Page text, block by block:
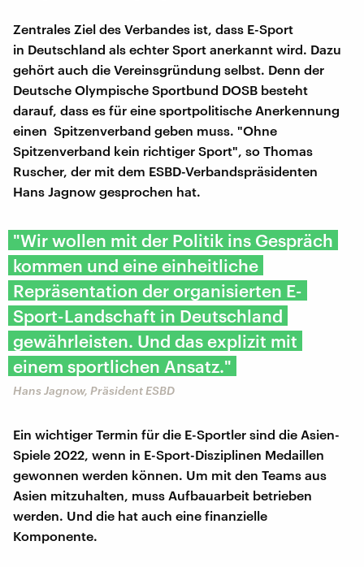
Zentrales Ziel des Verbandes ist, dass E-Sport
in Deutschland als echter Sport anerkannt wird. Dazu
gehört auch die Vereinsgründung selbst. Denn der
Deutsche Olympische Sportbund DOSB besteht
darauf, dass es für eine sportpolitische Anerkennung
einen Spitzenverband geben muss. "Ohne
Spitzenverband kein richtiger Sport", so Thomas
Ruscher, der mit dem ESBD-Verbandspräsidenten
Hans Jagnow gesprochen hat.
"Wir wollen mit der Politik ins Gespräch
kommen und eine einheitliche
Repräsentation der organisierten E-
Sport-Landschaft in Deutschland
gewährleisten. Und das explizit mit
einem sportlichen Ansatz."
Hans Jagnow, Präsident ESBD
Ein wichtiger Termin für die E-Sportler sind die Asien-
Spiele 2022, wenn in E-Sport-Disziplinen Medaillen
gewonnen werden können. Um mit den Teams aus
Asien mitzuhalten, muss Aufbauarbeit betrieben
werden. Und die hat auch eine finanzielle
Komponente.